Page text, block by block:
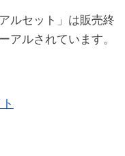
ルセット」は販売終
アルされています。